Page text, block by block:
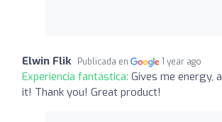
Elwin Flik Publicada en 1 year ago
Experiencia fantástica: Gives me energy,
it! Thank you! Great product!